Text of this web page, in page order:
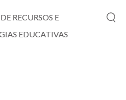
RECURSOS E
EDUCATIVAS